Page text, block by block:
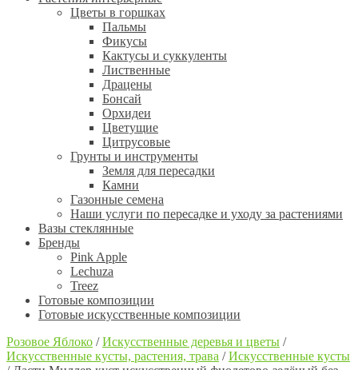
Цветы в горшках
Пальмы
Фикусы
Кактусы и суккуленты
Лиственные
Драцены
Бонсай
Орхидеи
Цветущие
Цитрусовые
Грунты и инструменты
Земля для пересадки
Камни
Газонные семена
Наши услуги по пересадке и уходу за растениями
Вазы стеклянные
Бренды
Pink Apple
Lechuza
Treez
Готовые композиции
Готовые искусственные композиции
Розовое Яблоко /Искусственные деревья и цветы /
Искусственные кусты, растения, трава /Искусственные кусты